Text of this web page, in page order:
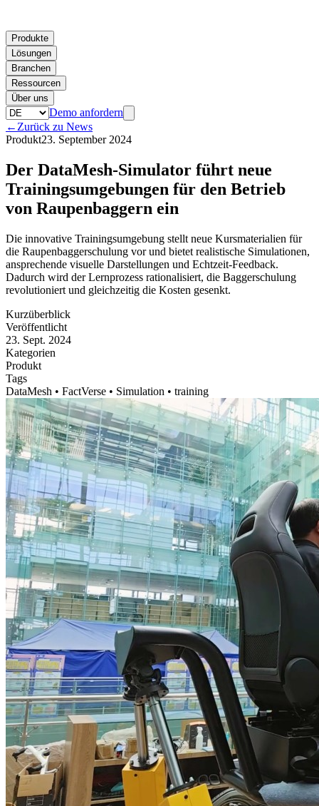
Produkte
Lösungen
Branchen
Ressourcen
Über uns
Demo anfordern
← Zurück zu News
Produkt23. September 2024
Der DataMesh-Simulator führt neue
Trainingsumgebungen für den Betrieb
von Raupenbaggern ein
Die innovative Trainingsumgebung stellt neue Kursmaterialien für
die Raupenbaggerschulung vor und bietet realistische Simulationen,
ansprechende visuelle Darstellungen und Echtzeit-Feedback.
Dadurch wird der Lernprozess rationalisiert, die Baggerschulung
revolutioniert und gleichzeitig die Kosten gesenkt.
Kurzüberblick
Veröffentlicht
23. Sept. 2024
Kategorien
Produkt
Tags
DataMesh • FactVerse • Simulation • training